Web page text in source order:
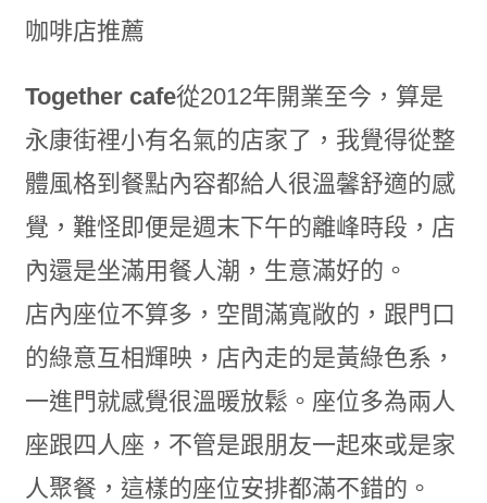
Together cafe從2012年開業至今，算是
永康街裡小有名氣的店家了，我覺得從整
體風格到餐點內容都給人很溫馨舒適的感
覺，難怪即便是週末下午的離峰時段，店
內還是坐滿用餐人潮，生意滿好的。
店內座位不算多，空間滿寬敞的，跟門口
的綠意互相輝映，店內走的是黃綠色系，
一進門就感覺很溫暖放鬆。座位多為兩人
座跟四人座，不管是跟朋友一起來或是家
人聚餐，這樣的座位安排都滿不錯的。